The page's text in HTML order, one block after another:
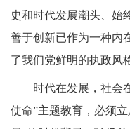
史和时代发展潮头、始
善于创新已作为一种内
了我们党鲜明的执政风
时代在发展，社会
使命”主题教育，必须